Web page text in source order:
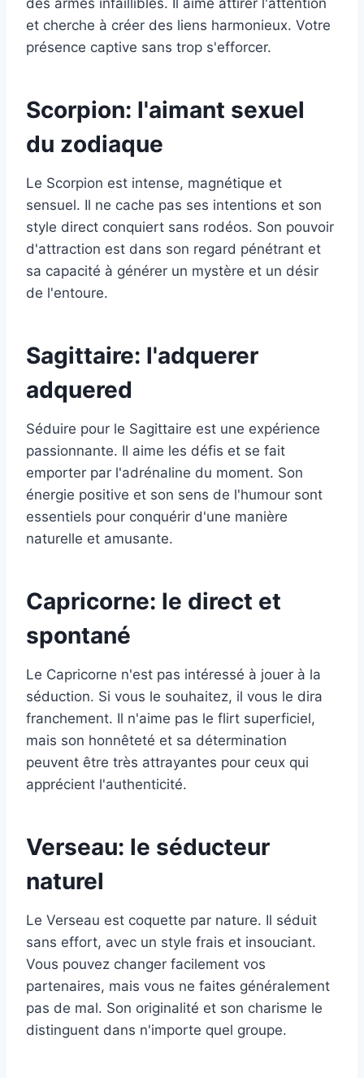
des armes infaillibles. Il aime attirer l'attention
et cherche à créer des liens harmonieux. Votre
présence captive sans trop s'efforcer.
Scorpion: l'aimant sexuel
du zodiaque
Le Scorpion est intense, magnétique et
sensuel. Il ne cache pas ses intentions et son
style direct conquiert sans rodéos. Son pouvoir
d'attraction est dans son regard pénétrant et
sa capacité à générer un mystère et un désir
de l'entoure.
Sagittaire: l'adquerer
adquered
Séduire pour le Sagittaire est une expérience
passionnante. Il aime les défis et se fait
emporter par l'adrénaline du moment. Son
énergie positive et son sens de l'humour sont
essentiels pour conquérir d'une manière
naturelle et amusante.
Capricorne: le direct et
spontané
Le Capricorne n'est pas intéressé à jouer à la
séduction. Si vous le souhaitez, il vous le dira
franchement. Il n'aime pas le flirt superficiel,
mais son honnêteté et sa détermination
peuvent être très attrayantes pour ceux qui
apprécient l'authenticité.
Verseau: le séducteur
naturel
Le Verseau est coquette par nature. Il séduit
sans effort, avec un style frais et insouciant.
Vous pouvez changer facilement vos
partenaires, mais vous ne faites généralement
pas de mal. Son originalité et son charisme le
distinguent dans n'importe quel groupe.